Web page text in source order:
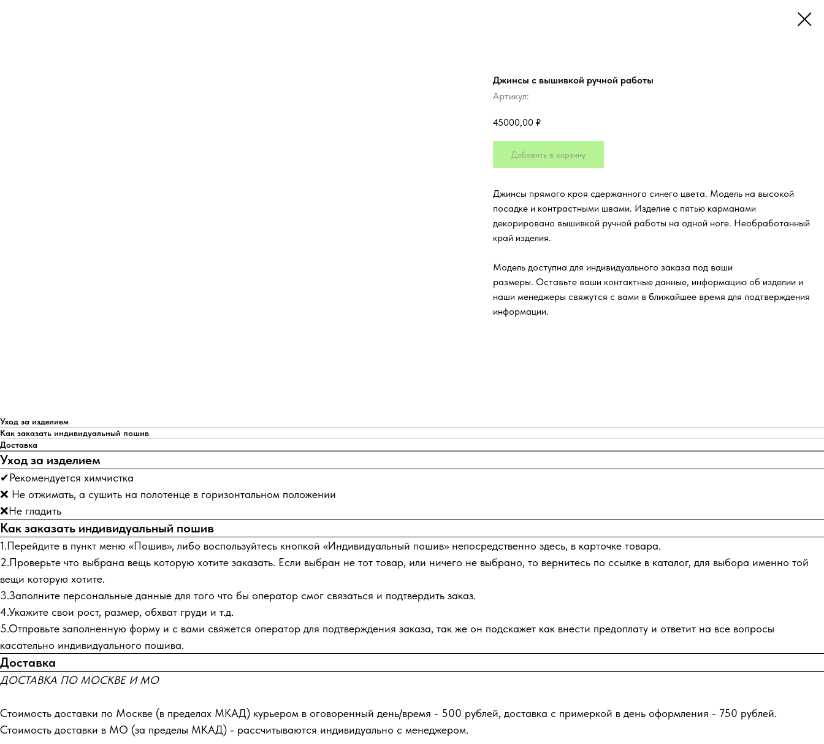
Джинсы с вышивкой ручной работы
Артикул:
45000,00 ₽
Добавить в корзину
Джинсы прямого кроя сдержанного синего цвета. Модель на высокой
посадке и контрастными швами. Изделие с пятью карманами
декорировано вышивкой ручной работы на одной ноге. Необработанный
край изделия.
Модель доступна для индивидуального заказа под ваши
размеры. Оставьте ваши контактные данные, информацию об изделии и
наши менеджеры свяжутся с вами в ближайшее время для подтверждения
информации.
Уход за изделием
Как заказать индивидуальный пошив
Доставка
Уход за изделием
✔Рекомендуется химчистка
❌ Не отжимать, а сушить на полотенце в горизонтальном положении
❌Не гладить
Как заказать индивидуальный пошив
1.Перейдите в пункт меню «Пошив», либо воспользуйтесь кнопкой «Индивидуальный пошив» непосредственно здесь, в карточке товара.
2.Проверьте что выбрана вещь которую хотите заказать. Если выбран не тот товар, или ничего не выбрано, то вернитесь по ссылке в каталог, для выбора именно той
вещи которую хотите.
3.Заполните персональные данные для того что бы оператор смог связаться и подтвердить заказ.
4.Укажите свои рост, размер, обхват груди и т.д.
5.Отправьте заполненную форму и с вами свяжется оператор для подтверждения заказа, так же он подскажет как внести предоплату и ответит на все вопросы
касательно индивидуального пошива.
Доставка
ДОСТАВКА ПО МОСКВЕ И МО
Стоимость доставки по Москве (в пределах МКАД) курьером в оговоренный день/время - 500 рублей, доставка с примеркой в день оформления - 750 рублей.
Стоимость доставки в МО (за пределы МКАД) - рассчитываются индивидуально с менеджером.